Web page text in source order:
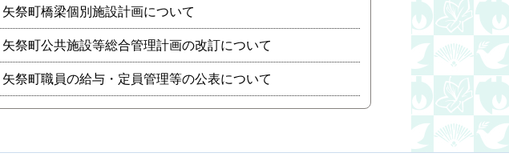
矢祭町橋梁個別施設計画について
矢祭町公共施設等総合管理計画の改訂について
矢祭町職員の給与・定員管理等の公表について